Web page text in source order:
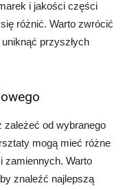
i jakości części
różnić. Warto zwrócić
przyszłych
od wybranego
mogą mieć różne
zamiennych. Warto
znaleźć najlepszą